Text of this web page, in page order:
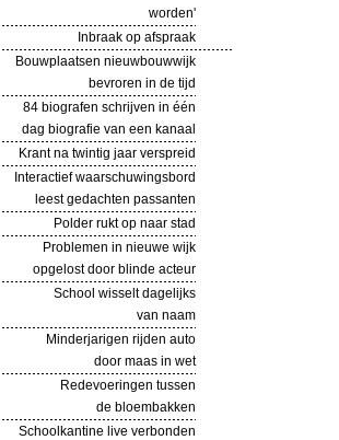
worden'
Inbraak op afspraak
Bouwplaatsen nieuwbouwwijk
bevroren in de tijd
84 biografen schrijven in één
dag biografie van een kanaal
Krant na twintig jaar verspreid
Interactief waarschuwingsbord
leest gedachten passanten
Polder rukt op naar stad
Problemen in nieuwe wijk
opgelost door blinde acteur
School wisselt dagelijks
van naam
Minderjarigen rijden auto
door maas in wet
Redevoeringen tussen
de bloembakken
Schoolkantine live verbonden